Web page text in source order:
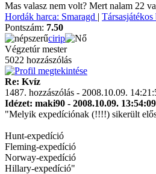
Mas valasz nem volt? Mert nalam 22
Hordák harca: Smaragd | Társasjátékos
Pontszám: 7.50
cirip
Végzetúr mester
5022 hozzászólás
Re: Kvíz
1487. hozzászólás - 2008.10.09.
Idézet: maki90 - 2008.10.09. 13:54:09
"Melyik expedíciónak (!!!!) sikerült
Hunt-expedíció
Fleming-expedíció
Norway-expedíció
Hillary-expedíció"